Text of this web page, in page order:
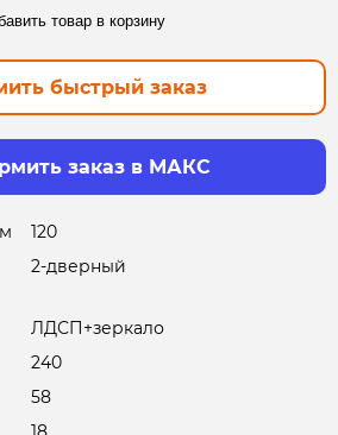
товар в корзину
быстрый заказ
заказ в МАКС
120
2-дверный
ЛДСП+зеркало
240
58